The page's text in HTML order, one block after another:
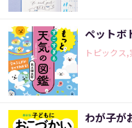
ペットボ
トピックス
わが子が